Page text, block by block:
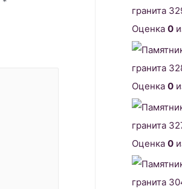
гранита
Оценка 0
гранита
Оценка 0
гранита
Оценка 0
гранита